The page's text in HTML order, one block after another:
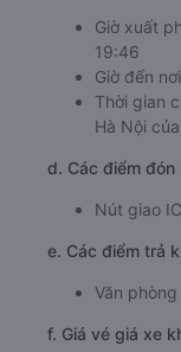
Giờ xuất
19:46
Giờ đến
Thời gian
Hà Nội
d. Các điểm đón
Nút giao
e. Các điểm trả
Văn
f. Giá vé giá xe